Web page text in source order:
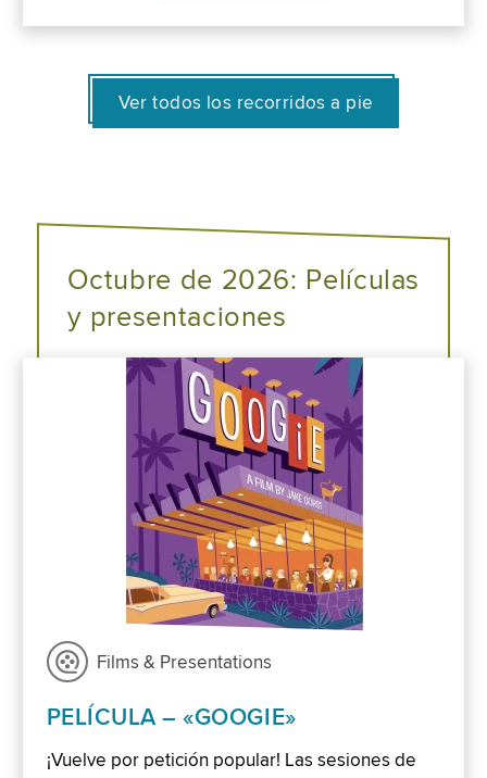
Ver todos los recorridos a pie
Octubre de 2026: Películas
y presentaciones
Films & Presentations
PELÍCULA – «GOOGIE»
¡Vuelve por petición popular! Las sesiones de